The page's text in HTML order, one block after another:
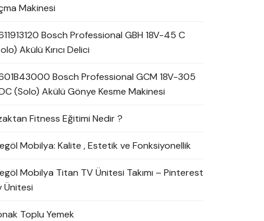
Makinesi
Bosch Professional GBH 18V-45 C
Akülü Kırıcı Delici
Bosch Professional GCM 18V-305
(Solo) Akülü Gönye Kesme Makinesi
Fitness Eğitimi Nedir ?
Mobilya: Kalite , Estetik ve Fonksiyonellik
Mobilya Titan TV Ünitesi Takımı – Pinterest
Ünitesi
Toplu Yemek